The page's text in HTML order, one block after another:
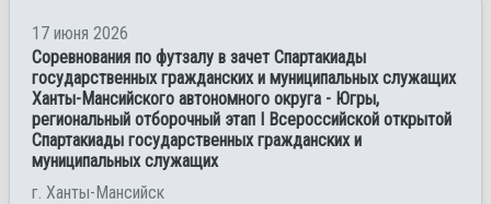
17 июня 2026
Соревнования по футзалу в зачет Спартакиады
государственных гражданских и муниципальных служащих
Ханты-Мансийского автономного округа - Югры,
региональный отборочный этап І Всероссийской открытой
Спартакиады государственных гражданских и
муниципальных служащих
г. Ханты-Мансийск